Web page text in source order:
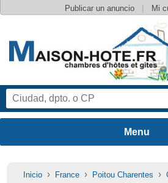
Publicar un anuncio | Mi
Inicio › France › Poitou Charentes ›